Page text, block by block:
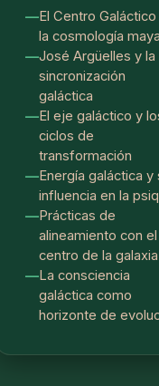
El Centro Galáctico
la cosmología maya
José Argüelles y la
sincronización
galáctica
El eje galáctico y
ciclos de
transformación
Energía galáctica y
influencia en la
Prácticas de
alineamiento con el
centro de la galaxia
La consciencia
galáctica como
horizonte de